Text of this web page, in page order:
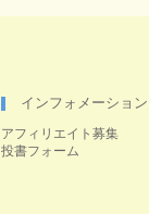
インフォメーション
アフィリエイト募集
投書フォーム